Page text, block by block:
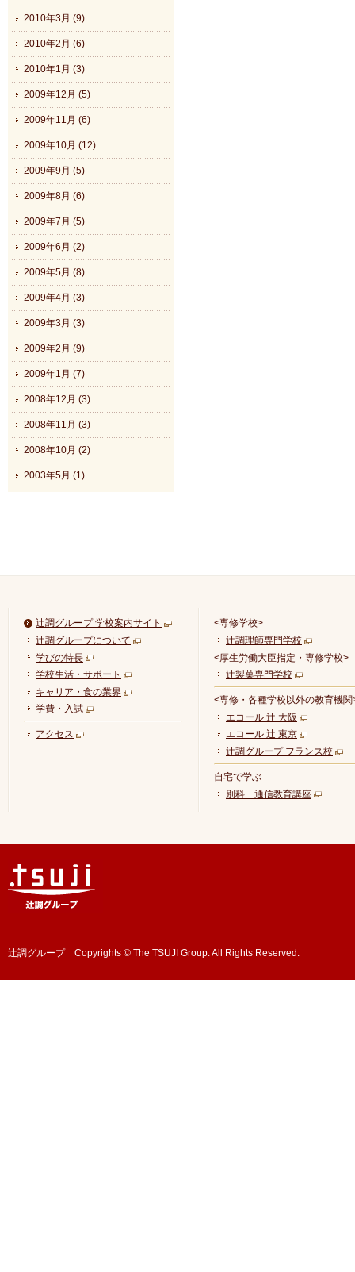
2010年3月 (9)
2010年2月 (6)
2010年1月 (3)
2009年12月 (5)
2009年11月 (6)
2009年10月 (12)
2009年9月 (5)
2009年8月 (6)
2009年7月 (5)
2009年6月 (2)
2009年5月 (8)
2009年4月 (3)
2009年3月 (3)
2009年2月 (9)
2009年1月 (7)
2008年12月 (3)
2008年11月 (3)
2008年10月 (2)
2003年5月 (1)
辻調グループ 学校案内サイト
辻調グループについて
学びの特長
学校生活・サポート
キャリア・食の業界
学費・入試
アクセス
<専修学校>
辻調理師専門学校
<厚生労働大臣指定・専修学校>
辻製菓専門学校
<専修・各種学校以外の教育機関
エコール 辻 大阪
エコール 辻 東京
辻調グループ フランス校
自宅で学ぶ
別科 通信教育講座
辻調グループ Copyrights © The TSUJI Group. All Rights Reserved.